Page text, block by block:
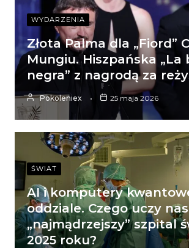
WYDARZENIA
Złota Palma dla „Fiord”
Mungiu. Hiszpańska „La
negra” z nagrodą za
Pokoleniex 25 maja 2026
ŚWIAT
AI i komputery
oddziale. Czego uczy nas
„najmądrzejszy” szpital
2025 roku?